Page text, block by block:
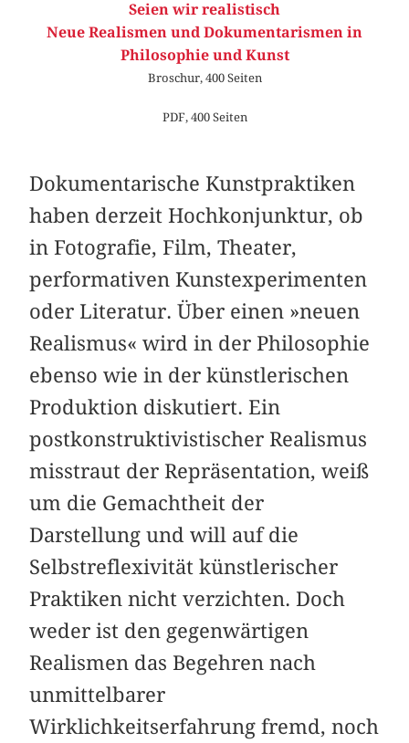
Seien wir realistisch
Neue Realismen und Dokumentarismen in
Philosophie und Kunst
Broschur, 400 Seiten
PDF, 400 Seiten
Dokumentarische Kunstpraktiken
haben derzeit Hochkonjunktur, ob
in Fotografie, Film, Theater,
performativen Kunstexperimenten
oder Literatur. Über einen »neuen
Realismus« wird in der Philosophie
ebenso wie in der künstlerischen
Produktion diskutiert. Ein
postkonstruktivistischer Realismus
misstraut der Repräsentation, weiß
um die Gemachtheit der
Darstellung und will auf die
Selbstreflexivität künstlerischer
Praktiken nicht verzichten. Doch
weder ist den gegenwärtigen
Realismen das Begehren nach
unmittelbarer
Wirklichkeitserfahrung fremd, noch